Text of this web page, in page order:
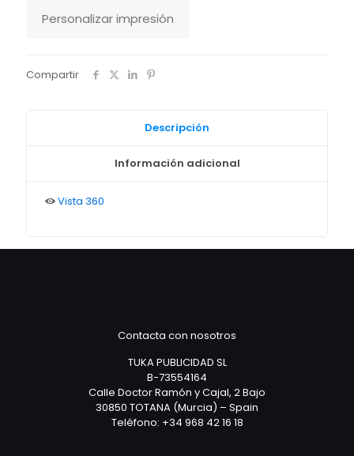
Personalizar impresión
Compartir
Descripción
Información adicional
Vista 360
Contacta con nosotros
TUKA PUBLICIDAD SL
B-73554164
Calle Doctor Ramón y Cajal, 2 Bajo
30850 TOTANA (Murcia) – Spain
Teléfono: +34 968 42 16 18